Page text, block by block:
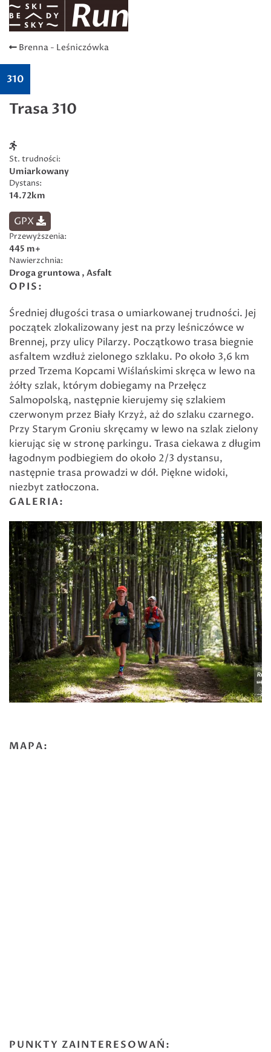
Brenna - Leśniczówka
310
Trasa 310
St. trudności:
Umiarkowany
Dystans:
14.72km
GPX
Przewyższenia:
445 m+
Nawierzchnia:
Droga gruntowa , Asfalt
OPIS:
Średniej długości trasa o umiarkowanej trudności. Jej
początek zlokalizowany jest na przy leśniczówce w
Brennej, przy ulicy Pilarzy. Początkowo trasa biegnie
asfaltem wzdłuż zielonego szklaku. Po około 3,6 km
przed Trzema Kopcami Wiślańskimi skręca w lewo na
żółty szlak, którym dobiegamy na Przełęcz
Salmopolską, następnie kierujemy się szlakiem
czerwonym przez Biały Krzyż, aż do szlaku czarnego.
Przy Starym Groniu skręcamy w lewo na szlak zielony
kierując się w stronę parkingu. Trasa ciekawa z długim
łagodnym podbiegiem do około 2/3 dystansu,
następnie trasa prowadzi w dół. Piękne widoki,
niezbyt zatłoczona.
GALERIA:
MAPA:
PUNKTY ZAINTERESOWAŃ: